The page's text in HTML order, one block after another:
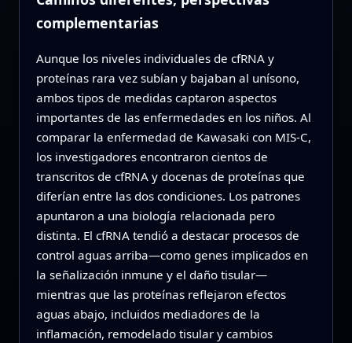
complementarias
Aunque los niveles individuales de cfRNA y
proteínas rara vez subían y bajaban al unísono,
ambos tipos de medidas captaron aspectos
importantes de las enfermedades en los niños. Al
comparar la enfermedad de Kawasaki con MIS‑C,
los investigadores encontraron cientos de
transcritos de cfRNA y docenas de proteínas que
diferían entre las dos condiciones. Los patrones
apuntaron a una biología relacionada pero
distinta. El cfRNA tendió a destacar procesos de
control aguas arriba—como genes implicados en
la señalización inmune y el daño tisular—
mientras que las proteínas reflejaron efectos
aguas abajo, incluidos mediadores de la
inflamación, remodelado tisular y cambios